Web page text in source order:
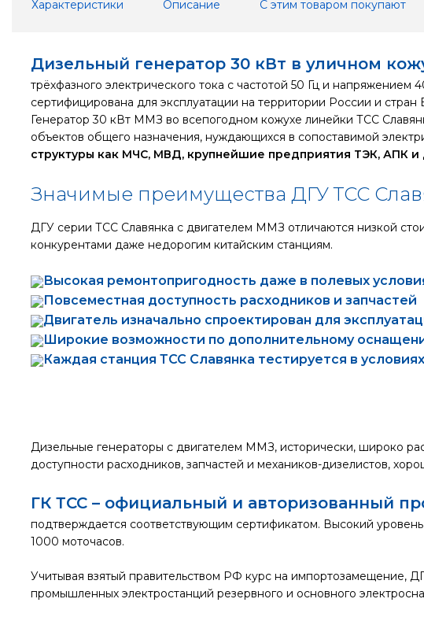
Характеристики Описание С этим товаром покупают
Дизельный генератор 30 кВт в уличном
трёхфазного электрического тока с частотой 50 Гц и
сертифицирована для эксплуатации на территории России и стран
Генератор 30 кВт ММЗ во всепогодном кожухе линейки ТСС
объектов общего назначения, нуждающихся в сопоставимой
структуры как МЧС, МВД, крупнейшие предприятия ТЭК, АПК и
Значимые преимущества ДГУ ТСС
ДГУ серии ТСС Славянка с двигателем ММЗ отличаются низкой
конкурентами даже недорогим китайским станциям.
Высокая ремонтопригодность даже в полевых
Повсеместная доступность расходников и запчастей
Двигатель изначально спроектирован для
Широкие возможности по дополнительному
Каждая станция ТСС Славянка тестируется в
Дизельные генераторы с двигателем ММЗ, исторически, широко
доступности расходников, запчастей и механиков-дизелистов,
ГК ТСС – официальный и авторизованный
подтверждается соответствующим сертификатом. Высокий
1000 моточасов.
Учитывая взятый правительством РФ курс на импортозамещение,
промышленных электростанций резервного и основного